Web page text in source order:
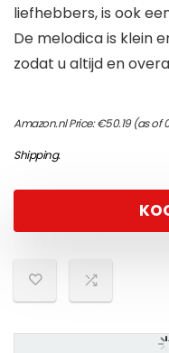
liefhebbers, is ook
De melodica is klein
zodat u altijd en
Amazon.nl Price:€50.19(as of
Shipping.